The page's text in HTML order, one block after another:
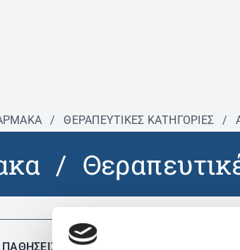
/ ΘΕΡΑΠΕΥΤΙΚΈΣ ΚΑΤΗΓΟΡΊΕΣ /
/
Δεν